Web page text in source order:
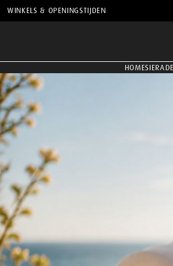
WINKELS & OPENINGSTIJDEN
HOME